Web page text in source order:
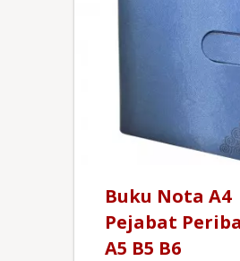
Buku Nota A4
Pejabat
A5 B5 B6